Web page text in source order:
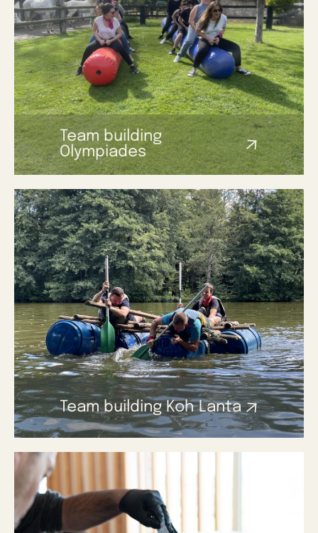
Team building
Olympiades
Team building Koh Lanta